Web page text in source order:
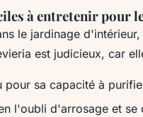
à entretenir pour
le jardinage
est judicieux, car
pour sa capacité à
l'oubli d'arrosage et se